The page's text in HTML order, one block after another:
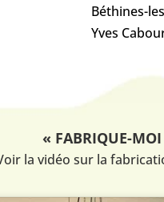
Béthines-
Yves
« FABRIQUE-
la vidéo sur la